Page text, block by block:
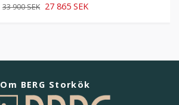
33 900 SEK 27 865 SEK
Om BERG Storkök